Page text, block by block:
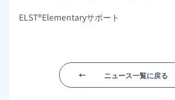
ELST®Elementaryサポート
ニュース一覧に戻る